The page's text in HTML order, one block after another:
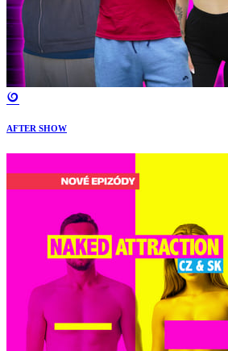
AFTER SHOW